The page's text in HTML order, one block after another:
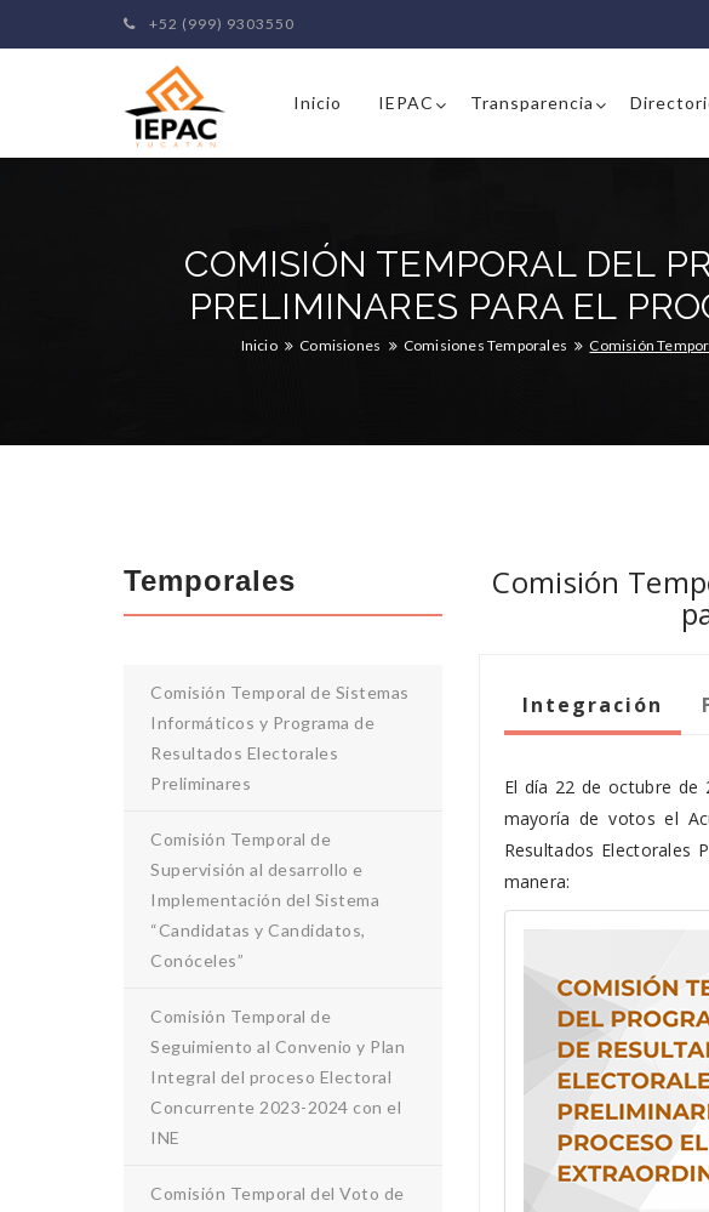
+52 (999) 9303550
Inicio IEPAC Transparencia
COMISIÓN TEMPORAL DEL
PRELIMINARES PARA EL
Inicio Comisiones Comisiones Temporales Comisión
Temporales
Comisión Temporal de Sistemas
Informáticos y Programa de
Resultados Electorales
Preliminares
Comisión Temporal de
Supervisión al desarrollo e
Implementación del Sistema
“Candidatas y Candidatos,
Conóceles”
Comisión Temporal de
Seguimiento al Convenio y Plan
Integral del proceso Electoral
Concurrente 2023-2024 con el
INE
Comisión Temporal del Voto de
Comisión
Integración
El día 22 de octubre de
mayoría de votos el
Resultados Electorales
manera: